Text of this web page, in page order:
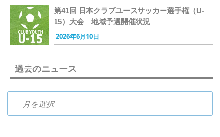
第41回 日本クラブユースサッカー選手権（U-
15）大会 地域予選開催状況
2026年6月10日
過去のニュース